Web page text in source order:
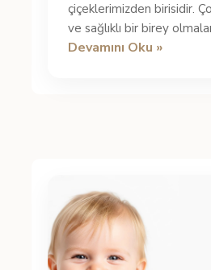
çiçeklerimizden birisidir.
ve sağlıklı bir birey
geliştirmelerine k...
Devamını Oku »